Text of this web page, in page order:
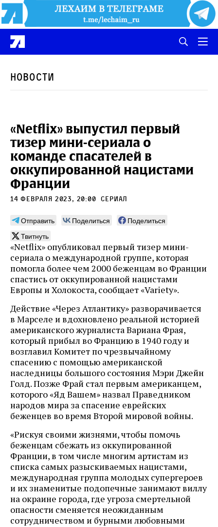
Новости
«Netflix» выпустил первый
тизер мини-сериала о
команде спасателей в
оккупированной нацистами
Франции
14 февраля 2023, 20:00 сериал
Отправить Поделиться
Поделиться
Твитнуть
«Netflix» опубликовал первый тизер мини-
сериала о международной группе, которая
помогла более чем 2000 беженцам во Франции
спастись от оккупированной нацистами
Европы и Холокоста, сообщает «Variety».
Действие «Через Атлантику» разворачивается
в Марселе и вдохновлено реальной историей
американского журналиста Вариана Фрая,
который прибыл во Францию в 1940 году и
возглавил Комитет по чрезвычайному
спасению с помощью американской
наследницы большого состояния Мэри Джейн
Голд. Позже Фрай стал первым американцем,
которого «Яд Вашем» назвал Праведником
народов мира за спасение еврейских
беженцев во время Второй мировой войны.
«Рискуя своими жизнями, чтобы помочь
беженцам сбежать из оккупированной
Франции, в том числе многим артистам из
списка самых разыскиваемых нацистами,
международная группа молодых супергероев
и их знаменитые подопечные занимают виллу
на окраине города, где угроза смертельной
опасности сменяется неожиданным
сотрудничеством и бурными любовными